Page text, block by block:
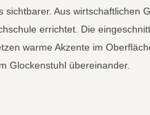
sichtbarer. Aus wirtschaftlichen
errichtet. Die
warme Akzente im
Glockenstuhl übereinander.